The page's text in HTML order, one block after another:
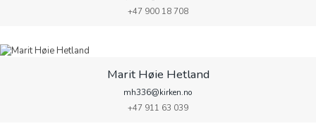
+47 900 18 708
Marit Høie Hetland
mh336@kirken.no
+47 911 63 039